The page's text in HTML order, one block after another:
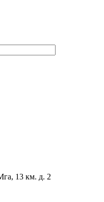
13 км. д. 2